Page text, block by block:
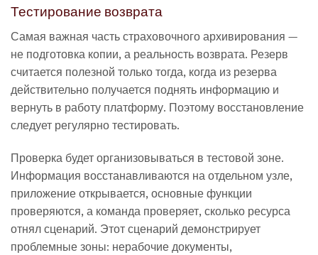
Тестирование возврата
Самая важная часть страховочного архивирования —
не подготовка копии, а реальность возврата. Резерв
считается полезной только тогда, когда из резерва
действительно получается поднять информацию и
вернуть в работу платформу. Поэтому восстановление
следует регулярно тестировать.
Проверка будет организовываться в тестовой зоне.
Информация восстанавливаются на отдельном узле,
приложение открывается, основные функции
проверяются, а команда проверяет, сколько ресурса
отнял сценарий. Этот сценарий демонстрирует
проблемные зоны: нерабочие документы,